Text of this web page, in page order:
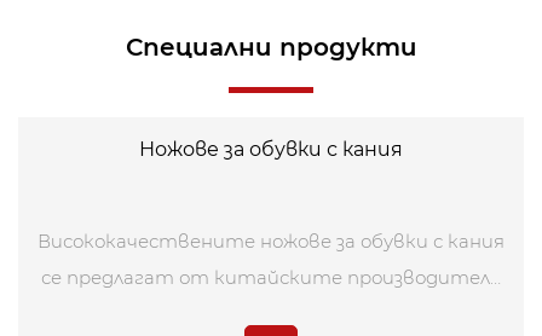
Специални продукти
Ножове за обувки с кания
Висококачествените ножове за обувки с кания
се предлагат от китайските производители